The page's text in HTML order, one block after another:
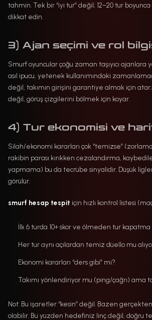
tahmin. Tek bir “iyi tur” değil; 12–20 tur
dikkat edin.
3) Ajan seçimi ve rol
Smurf oyuncular çoğu zaman taşıyıcı ajanlara
asıl ipucu, yetenek kullanımındaki
değil, takımın girişini garantiye almak için
değil, görüş çizgilerini bölmek için koyar.
4) Tur ekonomisi ve
Silah/ekonomi kararları çok “temizse”
rakibin parası kırıkken cezalandırma,
yapmama) bu da tecrübe sinyalidir. Düşük
görülür.
smurf hesap tespit için hızlı kontrol listesi
İlk 6 turda 10+ skor ve ölmeden tur kapatma
Her tur aynı açılardan temiz düello mu
Ekonomi kararları “ders gibi” mi?
Takımı yönlendiriyor mu (ping/çağrı) ama
Not: Bu işaretler “kesin” değil. Bazen
olabilir. Bu yüzden hedefiniz linç değil, doğru